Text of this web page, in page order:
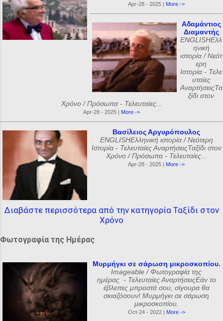
Apr-28 - 2025 | More ->
Αδαμάντιος
Διαμαντής
ENGLISHΕλλ
ηνική
ιστορία / Νεότ
ερη
Ιστορία - Τελε
υταίες
ΑναρτήσειςΤα
ξίδι στον
Χρόνο / Πρόσωπα - Τελευταίες...
Apr-28 - 2025 | More ->
Βασίλειος Αργυρόπουλος
ENGLISHΕλληνική ιστορία / Νεότερη
Ιστορία - Τελευταίες ΑναρτήσειςΤαξίδι στον
Χρόνο / Πρόσωπα - Τελευταίες...
Apr-28 - 2025 | More ->
Διαβάστε περισσότερα από την κατηγορία Ταξίδι στον
Χρόνο
Φωτογραφία της Ημέρας
Μυρμήγκι σε σάρωση μικροσκοπίου.
Imageable / Φωτογραφία της
ημέρας - Τελευταίες ΑναρτήσειςΕάν το
έβλεπες μπροστά σου, σίγουρα θα
σκιαζόσουν! Μυρμήγκι σε σάρωση
μικροσκοπίου.
Oct-24 - 2022 | More ->